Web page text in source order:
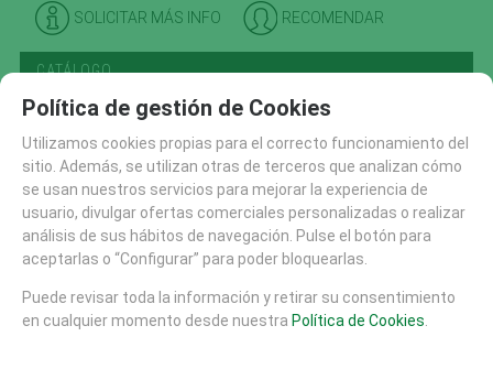
SOLICITAR MÁS INFO RECOMENDAR
CATÁLOGO
AREAS DE JUEGO
TIROLINAS (27)
CONJUNTOS MODULARES (207)
PANELES Y DIDACTICOS (59)
TOBOGANES (89)
RECAMBIOS (10)
CASITAS MESAS Y BANCOS (48)
COLUMPIOS (56)
Política de gestión de Cookies
Utilizamos cookies propias para el correcto funcionamiento del
sitio. Además, se utilizan otras de terceros que analizan cómo
se usan nuestros servicios para mejorar la experiencia de
usuario, divulgar ofertas comerciales personalizadas o realizar
análisis de sus hábitos de navegación. Pulse el botón para
aceptarlas o “Configurar” para poder bloquearlas.
Puede revisar toda la información y retirar su consentimiento
en cualquier momento desde nuestra Política de Cookies